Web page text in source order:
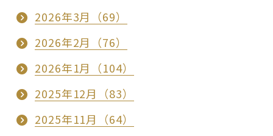
2026年3月（69）
2026年2月（76）
2026年1月（104）
2025年12月（83）
2025年11月（64）